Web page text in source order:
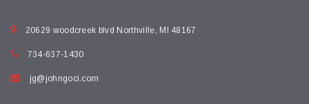
20629 woodcreek blvd Northville, MI 48167
734-637-1430
jg@johngoci.com